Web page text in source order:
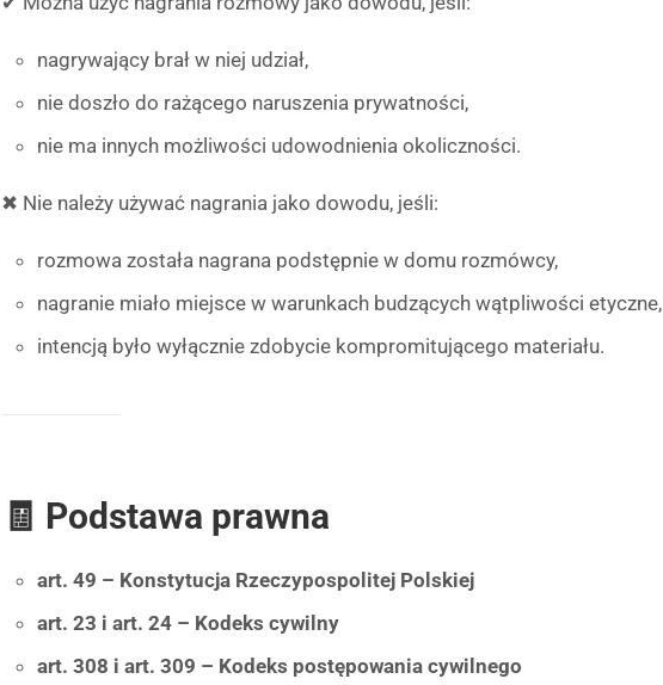
nagrywający brał w niej udział,
nie doszło do rażącego naruszenia prywatności,
nie ma innych możliwości udowodnienia okoliczności.
✖ Nie należy używać nagrania jako dowodu, jeśli:
rozmowa została nagrana podstępnie w domu rozmówcy,
nagranie miało miejsce w warunkach budzących wątpliwości etyczne,
intencją było wyłącznie zdobycie kompromitującego materiału.
🧾 Podstawa prawna
art. 49 – Konstytucja Rzeczypospolitej Polskiej
art. 23 i art. 24 – Kodeks cywilny
art. 308 i art. 309 – Kodeks postępowania cywilnego